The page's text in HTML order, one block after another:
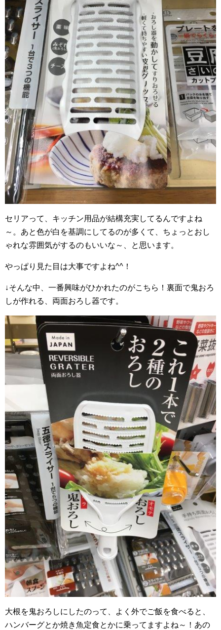
セリアって、キッチン用品が結構充実してるんですよね
～。あと色が白を基調にしてるのが多くて、ちょっとおし
ゃれな雰囲気がするのもいいな～、と思います。
やっぱり見た目は大事ですよね^^！
↓そんな中、一番興味がひかれたのがこちら！裏面で鬼おろ
しが作れる、両面おろし器です。
大根を鬼おろしにしたのって、よく外でご飯を食べると、
ハンバーグとか焼き魚定食とかに乗ってますよね～！あの